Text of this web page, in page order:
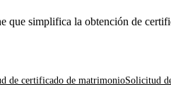
que simplifica la obtención de
de certificado de matrimonioSolicitud